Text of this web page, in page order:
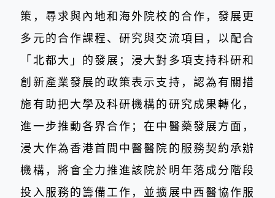
策，尋求與內地和海外院校的合作，發展更
多元的合作課程、研究與交流項目，以配合
「北都大」的發展；浸大對多項支持科研和
創新產業發展的政策表示支持，認為有關措
施有助把大學及科研機構的研究成果轉化，
進一步推動各界合作；在中醫藥發展方面，
浸大作為香港首間中醫醫院的服務契約承辦
機構，將會全力推進該院於明年落成分階段
投入服務的籌備工作，並擴展中西醫協作服